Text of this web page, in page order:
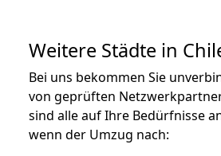
Weitere Städte in
Bei uns bekommen Sie
von geprüften
sind alle auf Ihre Bedürfnisse
wenn der Umzug nach: